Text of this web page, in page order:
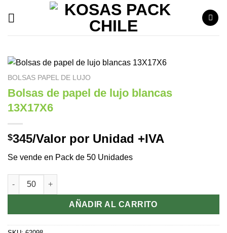
BOLSAS PAPEL DE LUJO
Bolsas de papel de lujo blancas
13X17X6
$345/Valor por Unidad +IVA
Se vende en Pack de 50 Unidades
Bolsas de papel de lujo blancas 13X17X6 cantidad
AÑADIR AL CARRITO